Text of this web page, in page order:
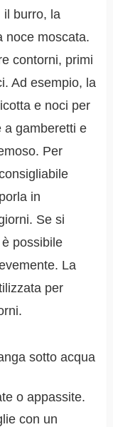
il burro, la
noce moscata.
contorni, primi
Ad esempio, la
e noci per
a gamberetti e
Per
in
Se si
possibile
La
per
sotto acqua
o appassite.
con un